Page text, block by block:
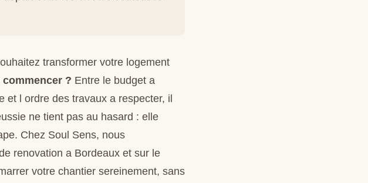
transformer votre logement
commencer ? Entre le budget a
et l ordre des travaux a respecter, il
ne tient pas au hasard : elle
Chez Soul Sens, nous
renovation a Bordeaux et sur le
votre chantier sereinement, sans